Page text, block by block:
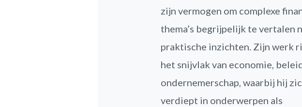
zijn vermogen om complexe
thema’s begrijpelijk te vertalen
praktische inzichten. Zijn werk
het snijvlak van economie,
ondernemerschap, waarbij hij
verdiept in onderwerpen als